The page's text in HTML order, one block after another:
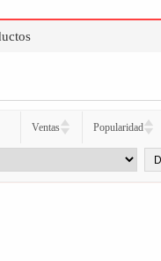
Ventas Popularidad